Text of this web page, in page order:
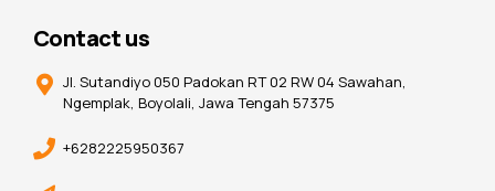
Contact us
Jl. Sutandiyo 050 Padokan RT 02 RW 04 Sawahan,
Ngemplak, Boyolali, Jawa Tengah 57375
+6282225950367